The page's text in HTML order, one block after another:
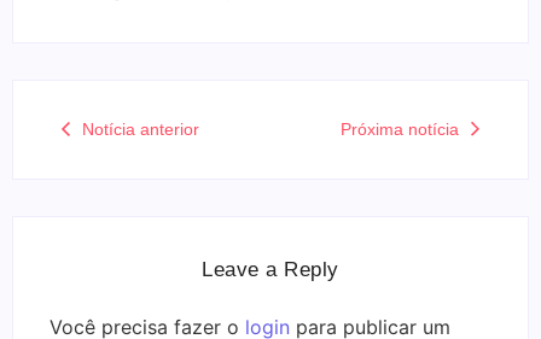
Notícia anterior Próxima notícia
Leave a Reply
Você precisa fazer o login para publicar um